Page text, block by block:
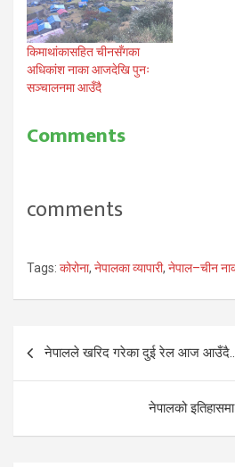
किमाथांकासहित चीनसँगका
अधिकांश नाका आजदेखि पुनः
सञ्चालनमा आउँदै
Comments
comments
Tags: कोरोना, नेपालका व्यापारी, नेपाल–चीन
Post
navigation
नेपालले खरिद गरेका दुई रेल आज
नेपालको